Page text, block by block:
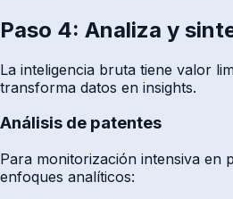
Paso 4: Analiza y
La inteligencia bruta tiene valor
transforma datos en insights.
Análisis de patentes
Para monitorización intensiva en
enfoques analíticos: